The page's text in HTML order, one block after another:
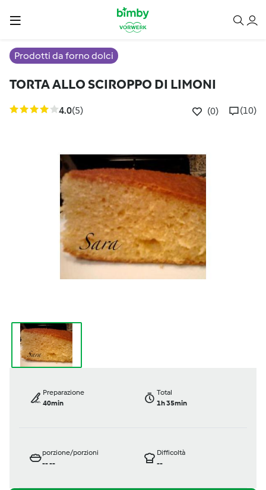
Prodotti da forno dolci
TORTA ALLO SCIROPPO DI LIMONI
4.0(5) (0) (10)
Preparazione
40min
Total
1h 35min
porzione/porzioni
----
Difficoltà
--